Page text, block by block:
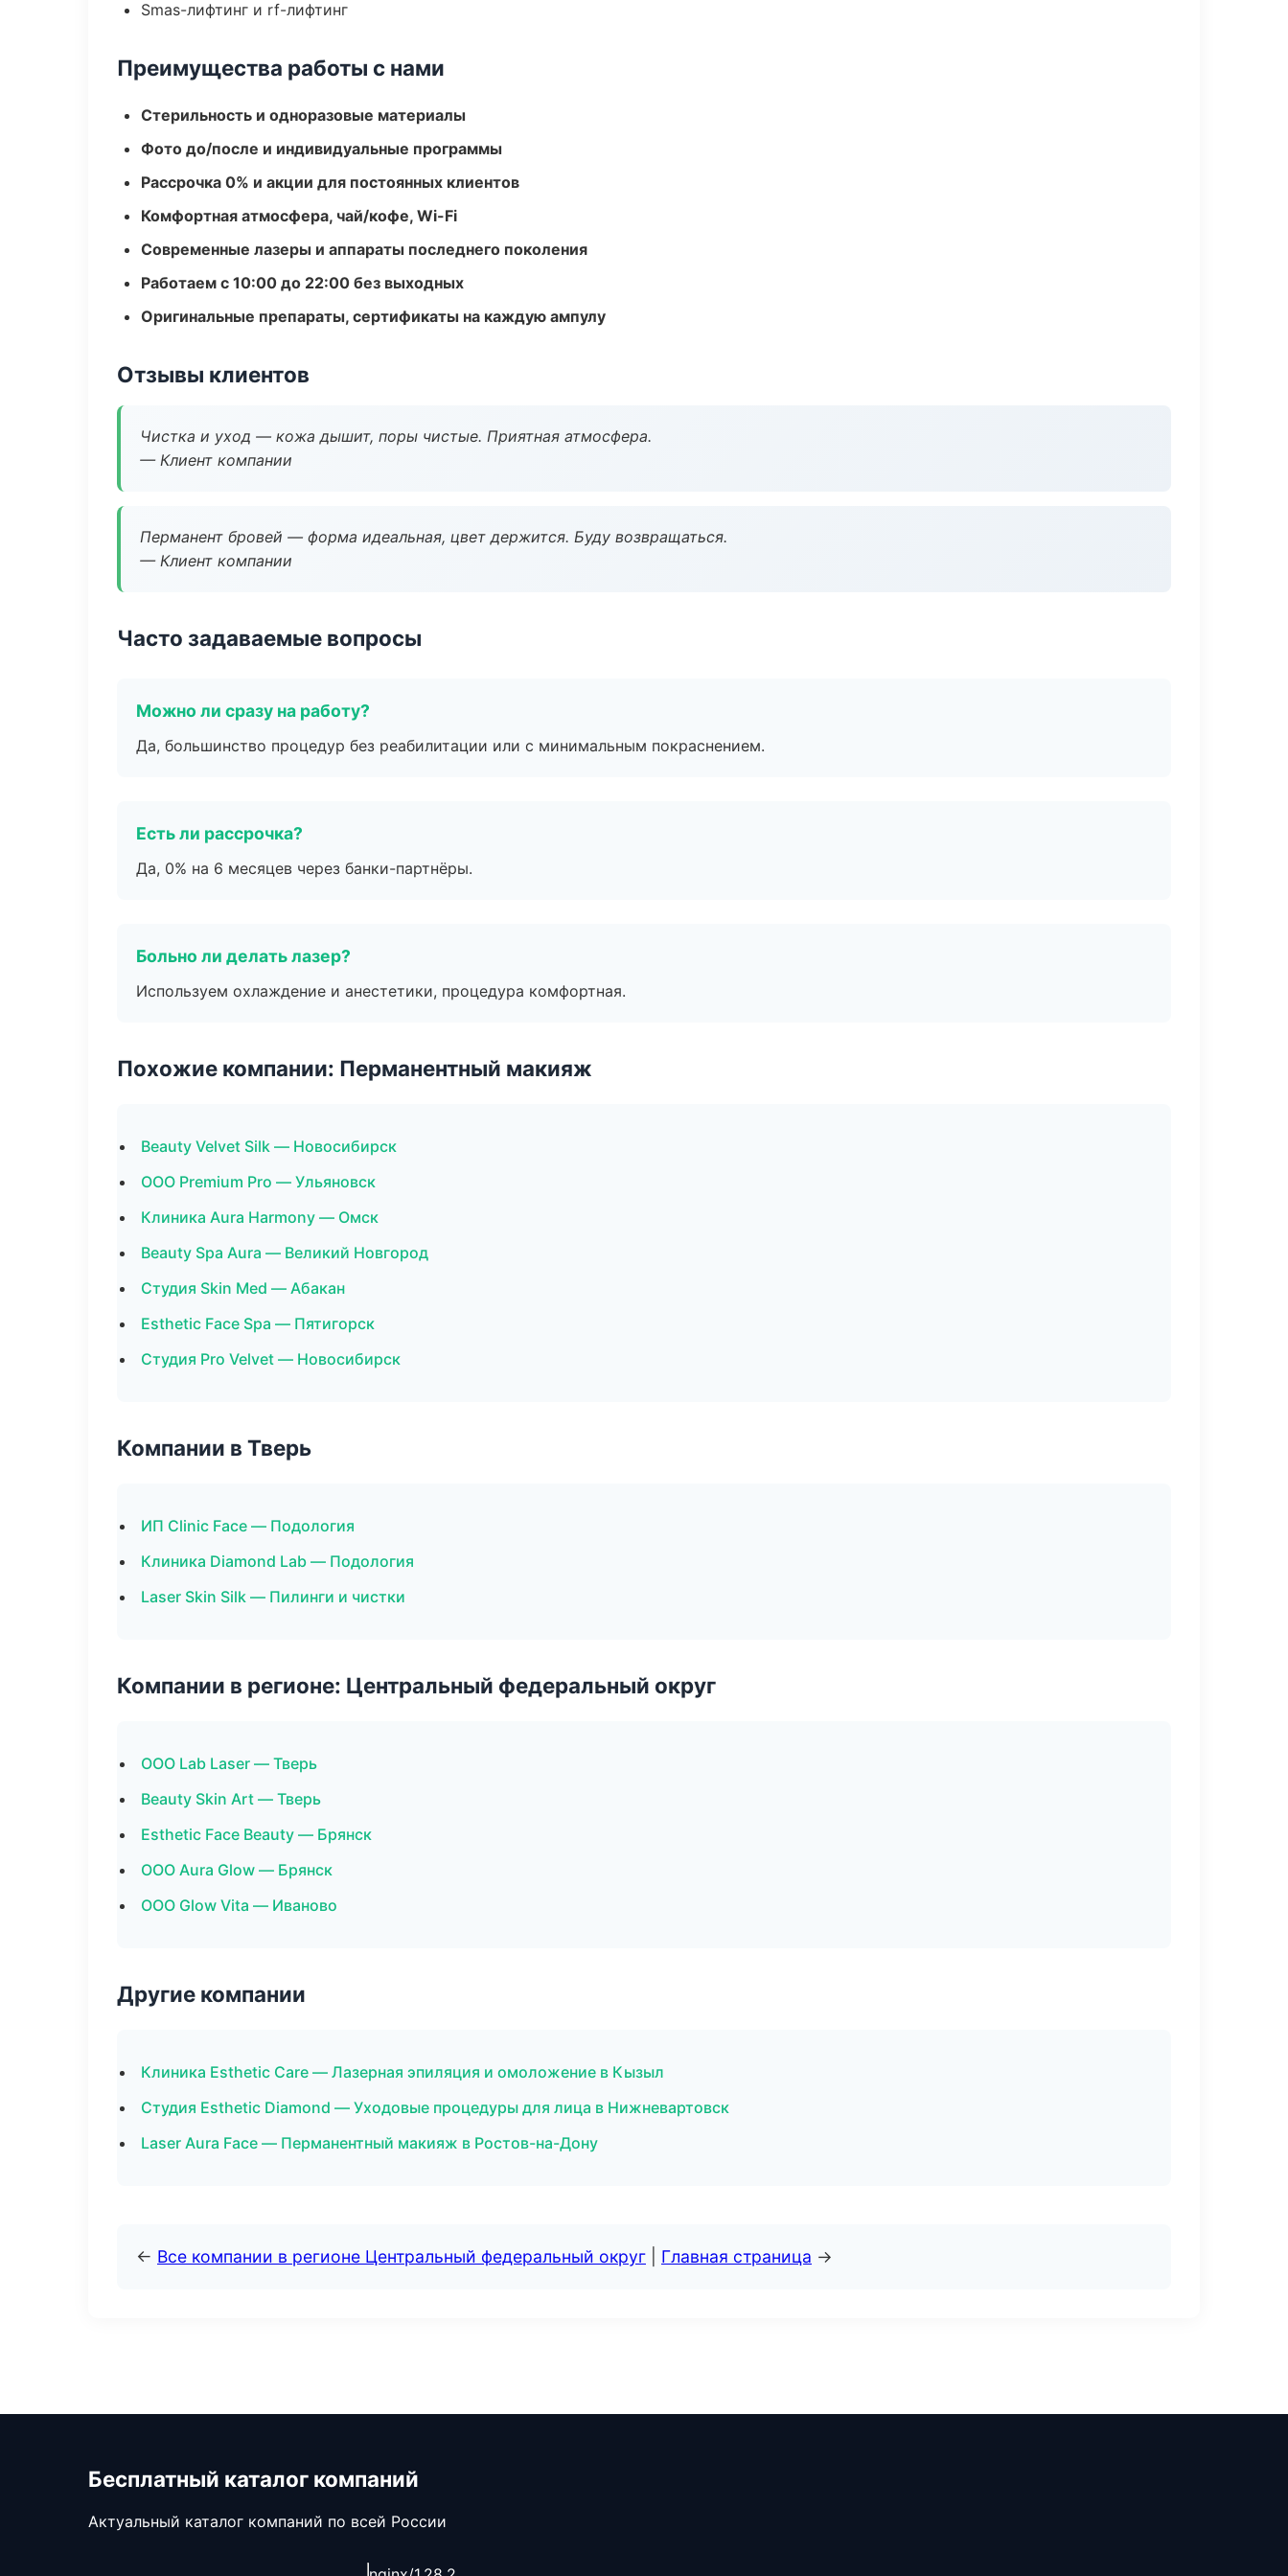
Smas-лифтинг и rf-лифтинг
Преимущества работы с нами
Стерильность и одноразовые материалы
Фото до/после и индивидуальные программы
Рассрочка 0% и акции для постоянных клиентов
Комфортная атмосфера, чай/кофе, Wi-Fi
Современные лазеры и аппараты последнего поколения
Работаем с 10:00 до 22:00 без выходных
Оригинальные препараты, сертификаты на каждую ампулу
Отзывы клиентов
Чистка и уход — кожа дышит, поры чистые. Приятная атмосфера.
— Клиент компании
Перманент бровей — форма идеальная, цвет держится. Буду возвращаться.
— Клиент компании
Часто задаваемые вопросы
Можно ли сразу на работу?
Да, большинство процедур без реабилитации или с минимальным покраснением.
Есть ли рассрочка?
Да, 0% на 6 месяцев через банки-партнёры.
Больно ли делать лазер?
Используем охлаждение и анестетики, процедура комфортная.
Похожие компании: Перманентный макияж
Beauty Velvet Silk — Новосибирск
ООО Premium Pro — Ульяновск
Клиника Aura Harmony — Омск
Beauty Spa Aura — Великий Новгород
Студия Skin Med — Абакан
Esthetic Face Spa — Пятигорск
Студия Pro Velvet — Новосибирск
Компании в Тверь
ИП Clinic Face — Подология
Клиника Diamond Lab — Подология
Laser Skin Silk — Пилинги и чистки
Компании в регионе: Центральный федеральный округ
ООО Lab Laser — Тверь
Beauty Skin Art — Тверь
Esthetic Face Beauty — Брянск
ООО Aura Glow — Брянск
ООО Glow Vita — Иваново
Другие компании
Клиника Esthetic Care — Лазерная эпиляция и омоложение в Кызыл
Студия Esthetic Diamond — Уходовые процедуры для лица в Нижневартовск
Laser Aura Face — Перманентный макияж в Ростов-на-Дону
← Все компании в регионе Центральный федеральный округ Главная страница →
Бесплатный каталог компаний
Актуальный каталог компаний по всей России